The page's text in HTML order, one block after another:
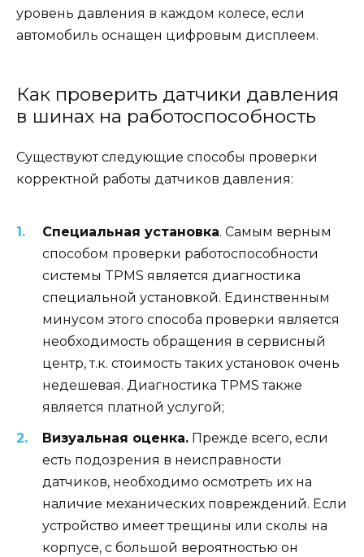
уровень давления в каждом колесе, если
автомобиль оснащен цифровым дисплеем.
Как проверить датчики давления
в шинах на работоспособность
Существуют следующие способы проверки
корректной работы датчиков давления:
Специальная установка. Самым верным
способом проверки работоспособности
системы TPMS является диагностика
специальной установкой. Единственным
минусом этого способа проверки является
необходимость обращения в сервисный
центр, т.к. стоимость таких установок очень
недешевая. Диагностика TPMS также
является платной услугой;
Визуальная оценка. Прежде всего, если
есть подозрения в неисправности
датчиков, необходимо осмотреть их на
наличие механических повреждений. Если
устройство имеет трещины или сколы на
корпусе, с большой вероятностью он